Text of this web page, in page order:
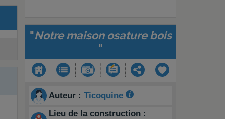
"Notre maison osature bois
"
Auteur : Ticoquine
Lieu de la construction :